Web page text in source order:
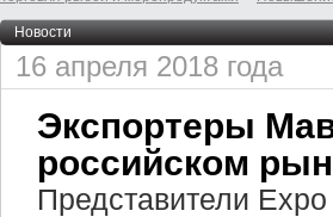
Новости
16 апреля 2018 года
Экспортеры
российском
Представители